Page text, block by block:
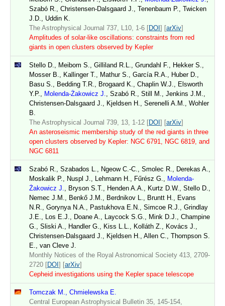
Szabó R., Christensen-Dalsgaard J., Tenenbaum P., Twicken
J.D., Uddin K.
The Astrophysical Journal 737, L10, 1-6 [DOI] [arXiv]
Amplitudes of solar-like oscillations: constraints from red
giants in open clusters observed by Kepler
Stello D., Meibom S., Gilliland R.L., Grundahl F., Hekker S.,
Mosser B., Kallinger T., Mathur S., García R.A., Huber D.,
Basu S., Bedding T.R., Brogaard K., Chaplin W.J., Elsworth
Y.P., Molenda-Żakowicz J.
, Szabó R., Still M., Jenkins J.M.,
Christensen-Dalsgaard J., Kjeldsen H., Serenelli A.M., Wohler
B.
The Astrophysical Journal 739, 13, 1-12 [DOI] [arXiv]
An asteroseismic membership study of the red giants in three
open clusters observed by Kepler: NGC 6791, NGC 6819, and
NGC 6811
Szabó R., Szabados L., Ngeow C.-C., Smolec R., Derekas A.,
Moskalik P., Nuspl J., Lehmann H., Fűrész G., Molenda-
Żakowicz J.
, Bryson S.T., Henden A.A., Kurtz D.W., Stello D.,
Nemec J.M., Benkő J.M., Berdnikov L., Bruntt H., Evans
N.R., Gorynya N.A., Pastukhova E.N., Simcoe R.J., Grindlay
J.E., Los E.J., Doane A., Laycock S.G., Mink D.J., Champine
G., Sliski A., Handler G., Kiss L.L., Kolláth Z., Kovács J.,
Christensen-Dalsgaard J., Kjeldsen H., Allen C., Thompson S.
E., van Cleve J.
Monthly Notices of the Royal Astronomical Society 413, 2709-
2720 [DOI] [arXiv]
Cepheid investigations using the Kepler space telescope
Tomczak M., Chmielewska E.
Central European Astrophysical Bulletin 35, 145-154,